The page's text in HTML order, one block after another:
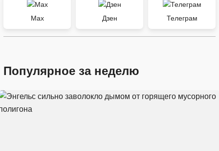
Max Дзен Телеграм
Популярное за неделю